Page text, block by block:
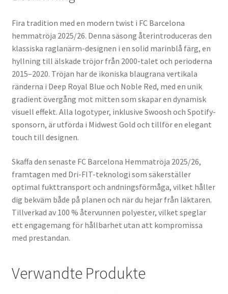
Fira tradition med en modern twist i FC Barcelona
hemmatröja 2025/26. Denna säsong återintroduceras den
klassiska raglanärm-designen i en solid marinblå färg, en
hyllning till älskade tröjor från 2000-talet och perioderna
2015–2020. Tröjan har de ikoniska blaugrana vertikala
ränderna i Deep Royal Blue och Noble Red, med en unik
gradient övergång mot mitten som skapar en dynamisk
visuell effekt. Alla logotyper, inklusive Swoosh och Spotify-
sponsorn, är utförda i Midwest Gold och tillför en elegant
touch till designen.
Skaffa den senaste FC Barcelona Hemmatröja 2025/26,
framtagen med Dri-FIT-teknologi som säkerställer
optimal fukttransport och andningsförmåga, vilket håller
dig bekväm både på planen och när du hejar från läktaren.
Tillverkad av 100 % återvunnen polyester, vilket speglar
ett engagemang för hållbarhet utan att kompromissa
med prestandan.
Verwandte Produkte